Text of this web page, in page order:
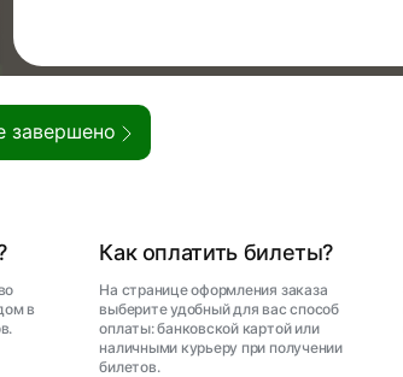
завершено
в
Как оплатить билеты?
На странице оформления заказа
выберите удобный для вас способ
оплаты: банковской картой или
наличными курьеру при получении
билетов.